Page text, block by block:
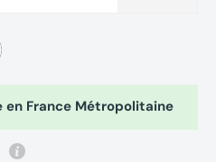
en France Métropolitaine